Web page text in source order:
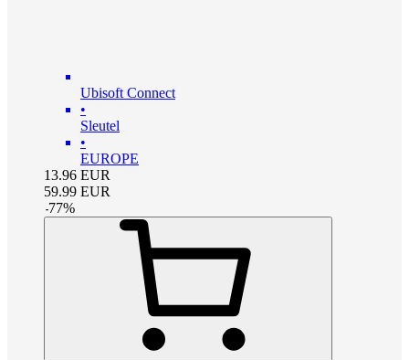
Ubisoft Connect
•
Sleutel
•
EUROPE
13.96 EUR
59.99 EUR
-77%